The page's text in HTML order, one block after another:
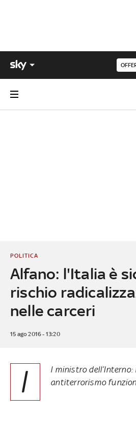
Alfano: l'Italia è
rischio
nelle carceri
POLITICA
15 ago 2016 - 13:20
I
l ministro
antiterrorismo